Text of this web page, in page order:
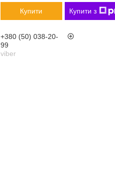
Купити Купити з
+380 (50) 038-20-
99
viber